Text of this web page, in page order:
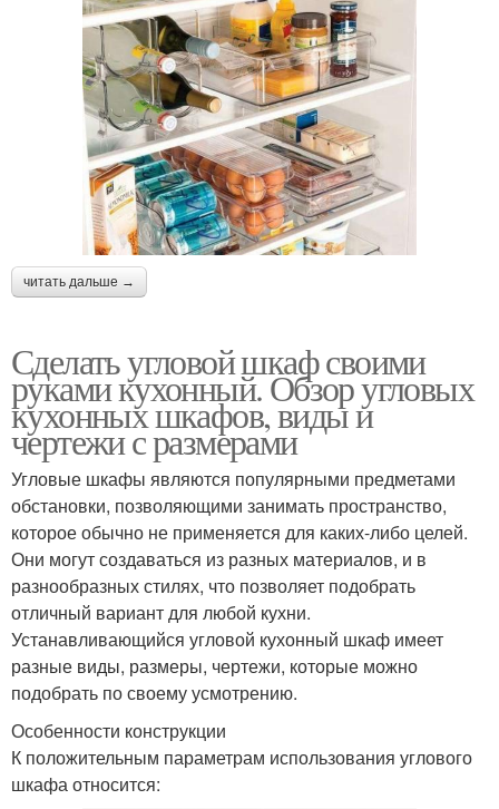
читать дальше →
Сделать угловой шкаф своими
руками кухонный. Обзор угловых
кухонных шкафов, виды и
чертежи с размерами
Угловые шкафы являются популярными предметами
обстановки, позволяющими занимать пространство,
которое обычно не применяется для каких-либо целей.
Они могут создаваться из разных материалов, и в
разнообразных стилях, что позволяет подобрать
отличный вариант для любой кухни.
Устанавливающийся угловой кухонный шкаф имеет
разные виды, размеры, чертежи, которые можно
подобрать по своему усмотрению.
Особенности конструкции
К положительным параметрам использования углового
шкафа относится: